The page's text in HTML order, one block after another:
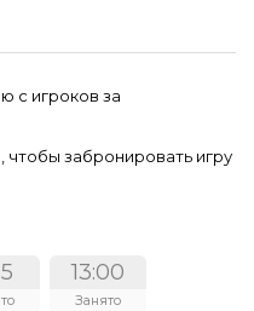
с игроков за
, чтобы забронировать игру
13:00
Занято